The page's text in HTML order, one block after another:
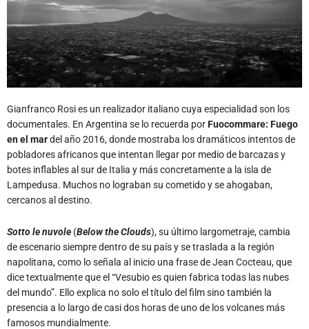
Gianfranco Rosi es un realizador italiano cuya especialidad son los
documentales. En Argentina se lo recuerda porFuocommare: Fuego
en el mardel año 2016, donde mostraba los dramáticos intentos de
pobladores africanos que intentan llegar por medio de barcazas y
botes inflables al sur de Italia y más concretamente a la isla de
Lampedusa. Muchos no lograban su cometido y se ahogaban,
cercanos al destino.
Sotto le nuvole (Below the Clouds), su último largometraje, cambia
de escenario siempre dentro de su país y se traslada a la región
napolitana, como lo señala al inicio una frase de Jean Cocteau, que
dice textualmente que el “Vesubio es quien fabrica todas las nubes
del mundo”. Ello explica no solo el título del film sino también la
presencia a lo largo de casi dos horas de uno de los volcanes más
famosos mundialmente.